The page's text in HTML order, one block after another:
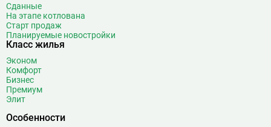
Битцевский парк
Борисово
Боровицкая
Ботанический сад
Сданные
На этапе котлована
Старт продаж
Планируемые новостройки
Класс жилья
Эконом
Комфорт
Бизнес
Премиум
Элит
Особенности